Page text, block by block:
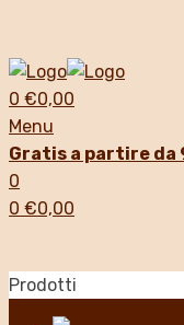
0 €0,00
Menu
Gratis a partire da
0
0 €0,00
Prodotti